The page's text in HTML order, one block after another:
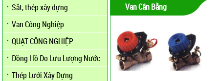
Sắt, thép xây dựng
Van Công Nghiệp
QUẠT CÔNG NGHIỆP
Đồng Hồ Đo Lưu Lượng Nước
Thép Lưới Xây Dựng
Van Cân Bằng